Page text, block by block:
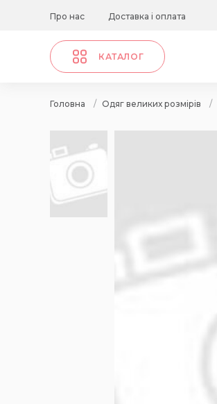
Про нас Доставка і оплата
КАТАЛОГ
Головна / Одяг великих розмірів /